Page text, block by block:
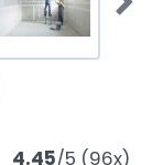
4.45/5 (96x)